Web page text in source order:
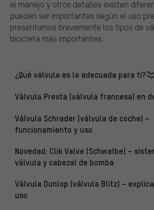
el manejo y otros detalles existen
pueden ser importantes según el uso
presentamos brevemente los tipos de
bicicleta más importantes.
¿Qué válvula es la adecuada para ti?
Válvula Presta (válvula francesa) en
Válvula Schrader (válvula de coche) –
funcionamiento y uso
Novedad: Clik Valve (Schwalbe) –
válvula y cabezal de bomba
Válvula Dunlop (válvula Blitz) –
uso